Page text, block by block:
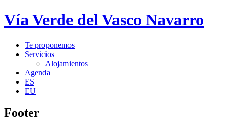
Vía Verde del Vasco Navarro
Te proponemos
Servicios
Alojamientos
Agenda
ES
EU
Footer